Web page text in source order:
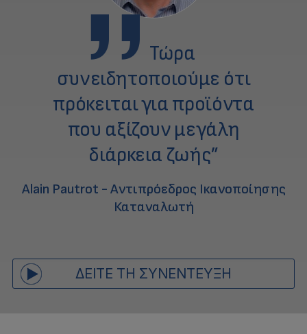
Τώρα
συνειδητοποιούμε ότι
πρόκειται για προϊόντα
που αξίζουν μεγάλη
διάρκεια ζωής”
Alain Pautrot - Αντιπρόεδρος Ικανοποίησης
Καταναλωτή
ΔΕΊΤΕ ΤΗ ΣΥΝΈΝΤΕΥΞΗ